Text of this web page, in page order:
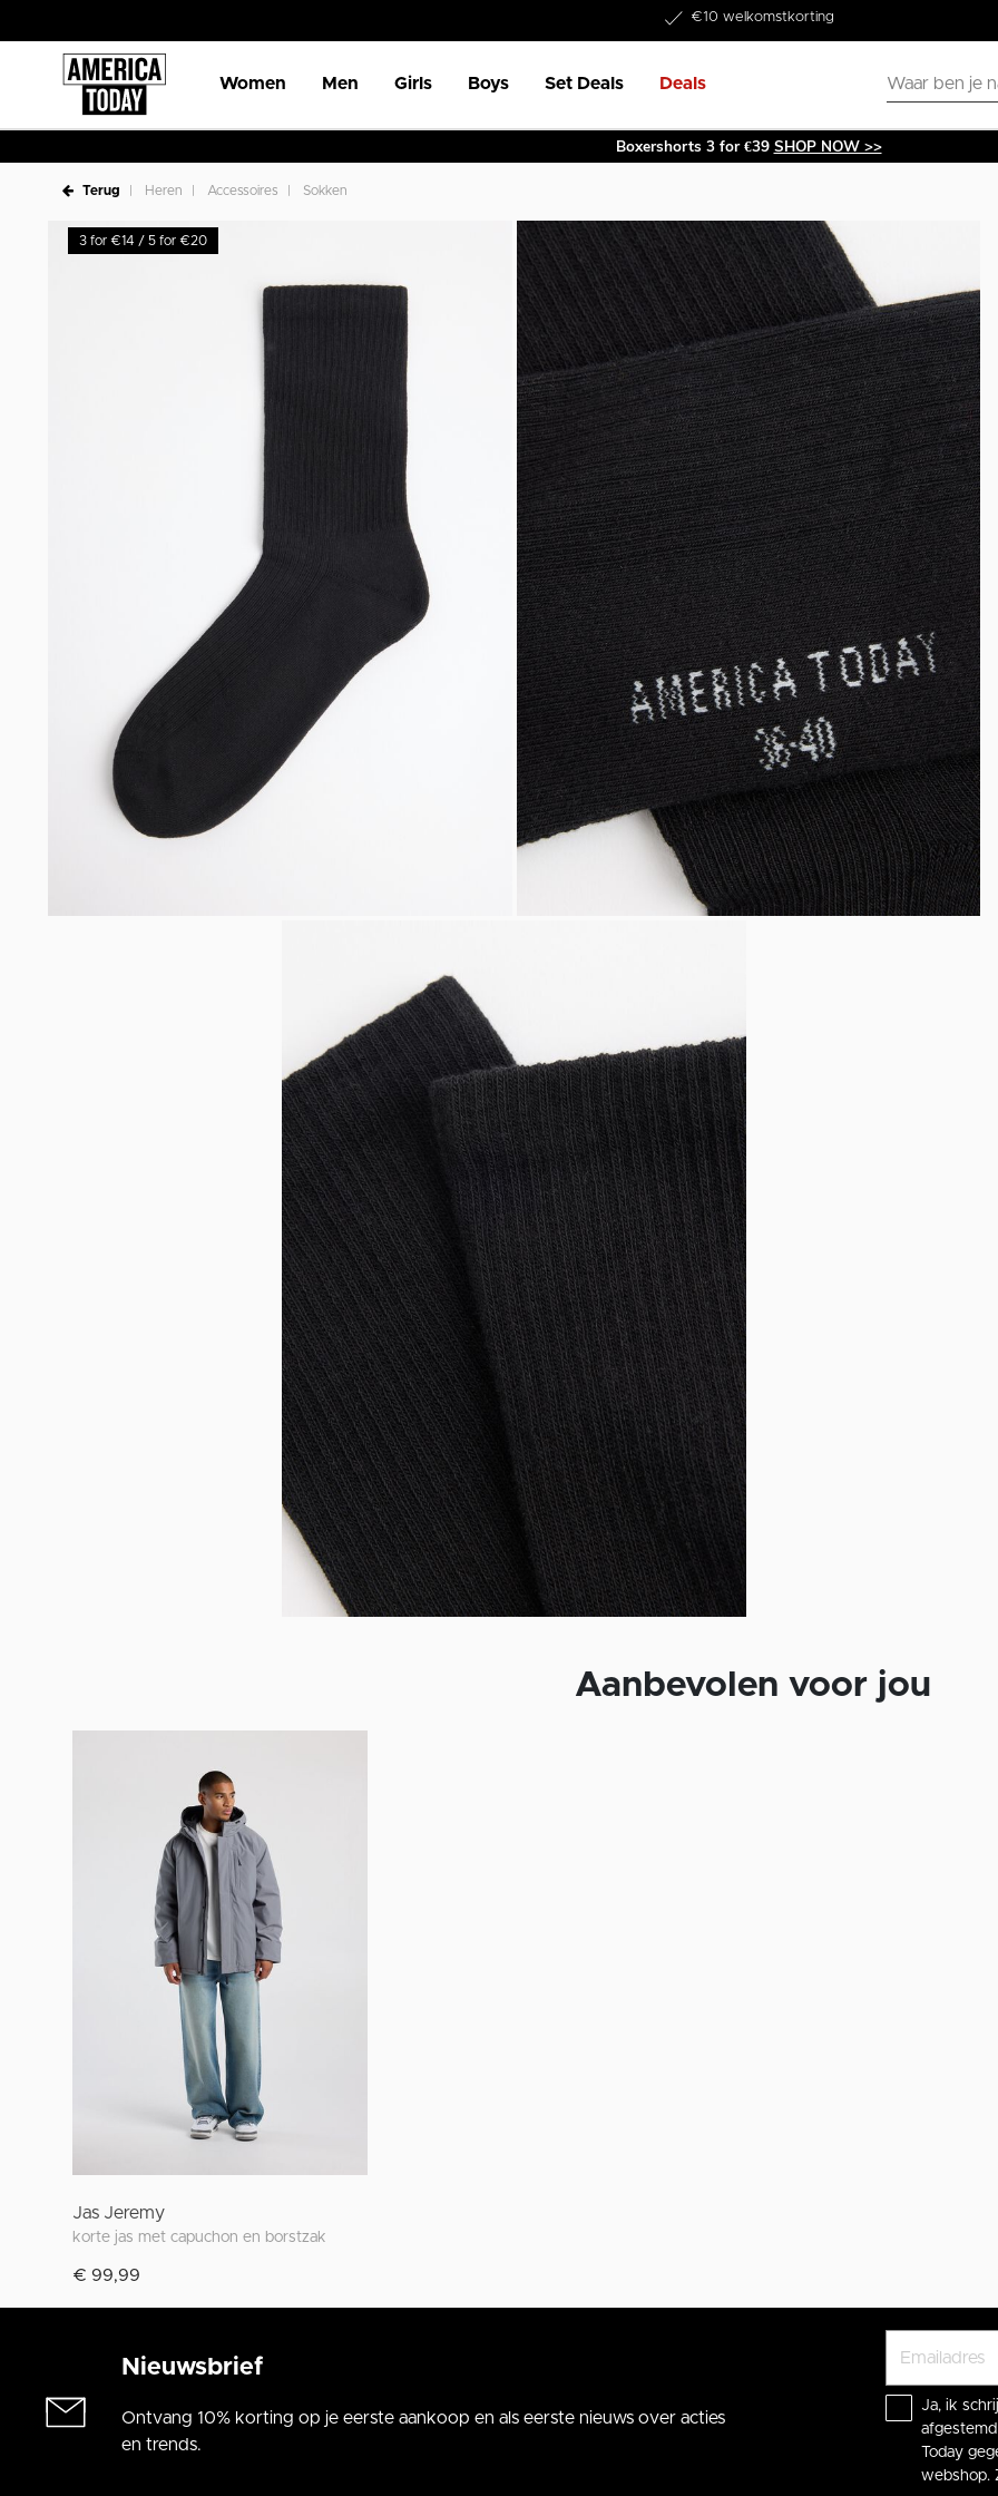
€10 welkomstkorting
Word lid van onze Member Club!
Women Men Girls Boys Set Deals Deals
Boxershorts 3 for €39 SHOP NOW >>
Terug Heren Accessoires Sokken
3 for €14 / 5 for €20
Aanbevolen voor jou
Jas Jeremy
korte jas met capuchon en borstzak
€ 99,99
Nieuwsbrief
Ontvang 10% korting op je eerste aankoop en als eerste nieuws over acties
en trends.
Ja, ik
Today
webshop.